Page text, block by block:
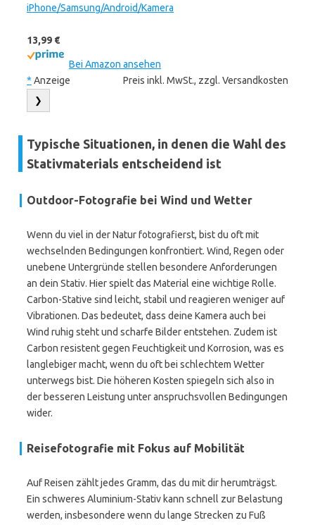
iPhone/Samsung/Android/Kamera
13,99 €
Bei Amazon ansehen
* Anzeige Preis inkl. MwSt., zzgl. Versandkosten
❯
Typische Situationen, in denen die Wahl des
Stativmaterials entscheidend ist
Outdoor-Fotografie bei Wind und Wetter
Wenn du viel in der Natur fotografierst, bist du oft mit
wechselnden Bedingungen konfrontiert. Wind, Regen oder
unebene Untergründe stellen besondere Anforderungen
an dein Stativ. Hier spielt das Material eine wichtige Rolle.
Carbon-Stative sind leicht, stabil und reagieren weniger auf
Vibrationen. Das bedeutet, dass deine Kamera auch bei
Wind ruhig steht und scharfe Bilder entstehen. Zudem ist
Carbon resistent gegen Feuchtigkeit und Korrosion, was es
langlebiger macht, wenn du oft bei schlechtem Wetter
unterwegs bist. Die höheren Kosten spiegeln sich also in
der besseren Leistung unter anspruchsvollen Bedingungen
wider.
Reisefotografie mit Fokus auf Mobilität
Auf Reisen zählt jedes Gramm, das du mit dir herumträgst.
Ein schweres Aluminium-Stativ kann schnell zur Belastung
werden, insbesondere wenn du lange Strecken zu Fuß